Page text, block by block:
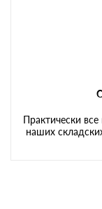
Практически
наших